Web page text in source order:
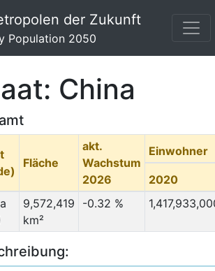
der Zukunft
Population 2050
China
Fläche
akt.
Wachstum
2026
Einwohner
2020
9,572,419
km²
-0.32 %